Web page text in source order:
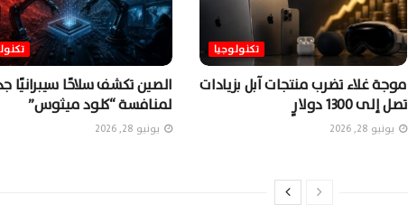
تكنولوجيا
موجة غلاء تضرب منتجات آبل بزيادات
تصل إلى 1300 دولارٍ
يونيو 28, 2026
الصين تكشف سلاحًا سيبرانيًا
لمنافسة “كلود ميثوس”
يونيو 28, 2026